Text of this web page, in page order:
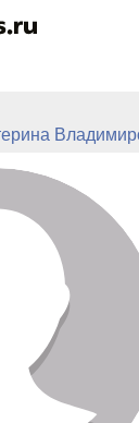
ИЗДАНИЯ
АВТОРЫ
РУКОПИСЬ
БАЗА ЗНАНИЙ
СЛОВА